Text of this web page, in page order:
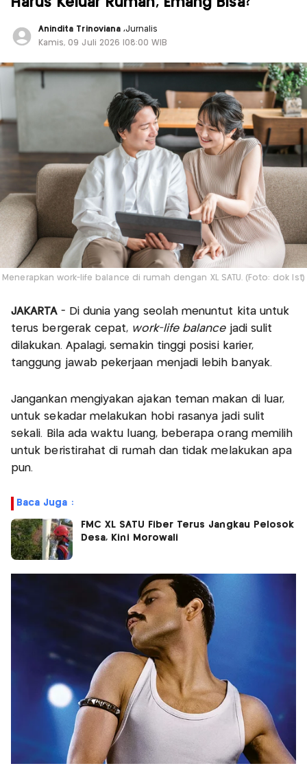
Anindita Trinoviana ,Jurnalis
Kamis, 09 Juli 2026 |08:00 WIB
Menerapkan work-life balance di rumah dengan XL SATU. (Foto: dok Ist)
JAKARTA - Di dunia yang seolah menuntut kita untuk
terus bergerak cepat, work-life balancejadi sulit
dilakukan. Apalagi, semakin tinggi posisi karier,
tanggung jawab pekerjaan menjadi lebih banyak.
Jangankan mengiyakan ajakan teman makan di luar,
untuk sekadar melakukan hobi rasanya jadi sulit
sekali. Bila ada waktu luang, beberapa orang memilih
untuk beristirahat di rumah dan tidak melakukan apa
pun.
Baca Juga :
FMC XL SATU Fiber Terus Jangkau Pelosok
Desa, Kini Morowali